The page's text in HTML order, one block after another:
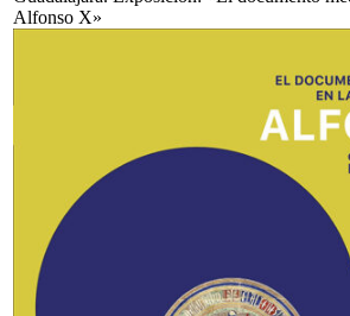
Alfonso X»